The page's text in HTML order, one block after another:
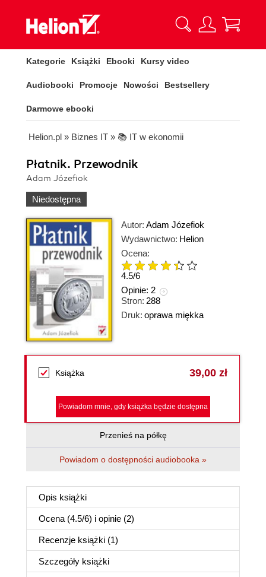
Kategorie Książki Ebooki Kursy video
Audiobooki Promocje Nowości Bestsellery
Darmowe ebooki
Helion.pl » Biznes IT » 📚 IT w ekonomii
Płatnik. Przewodnik
Adam Józefiok
Niedostępna
Autor: Adam Józefiok
Wydawnictwo: Helion
Ocena:
4.5/6
Opinie: 2
Stron: 288
Druk: oprawa miękka
Książka 39,00 zł
Powiadom mnie, gdy książka będzie dostępna
Przenieś na półkę
Powiadom o dostępności audiobooka »
Opis książki
Ocena (4.5/6) i opinie (2)
Recenzje książki (1)
Szczegóły książki